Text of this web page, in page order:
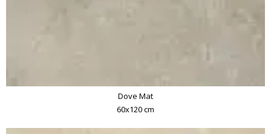
Dove Mat
60x120 cm